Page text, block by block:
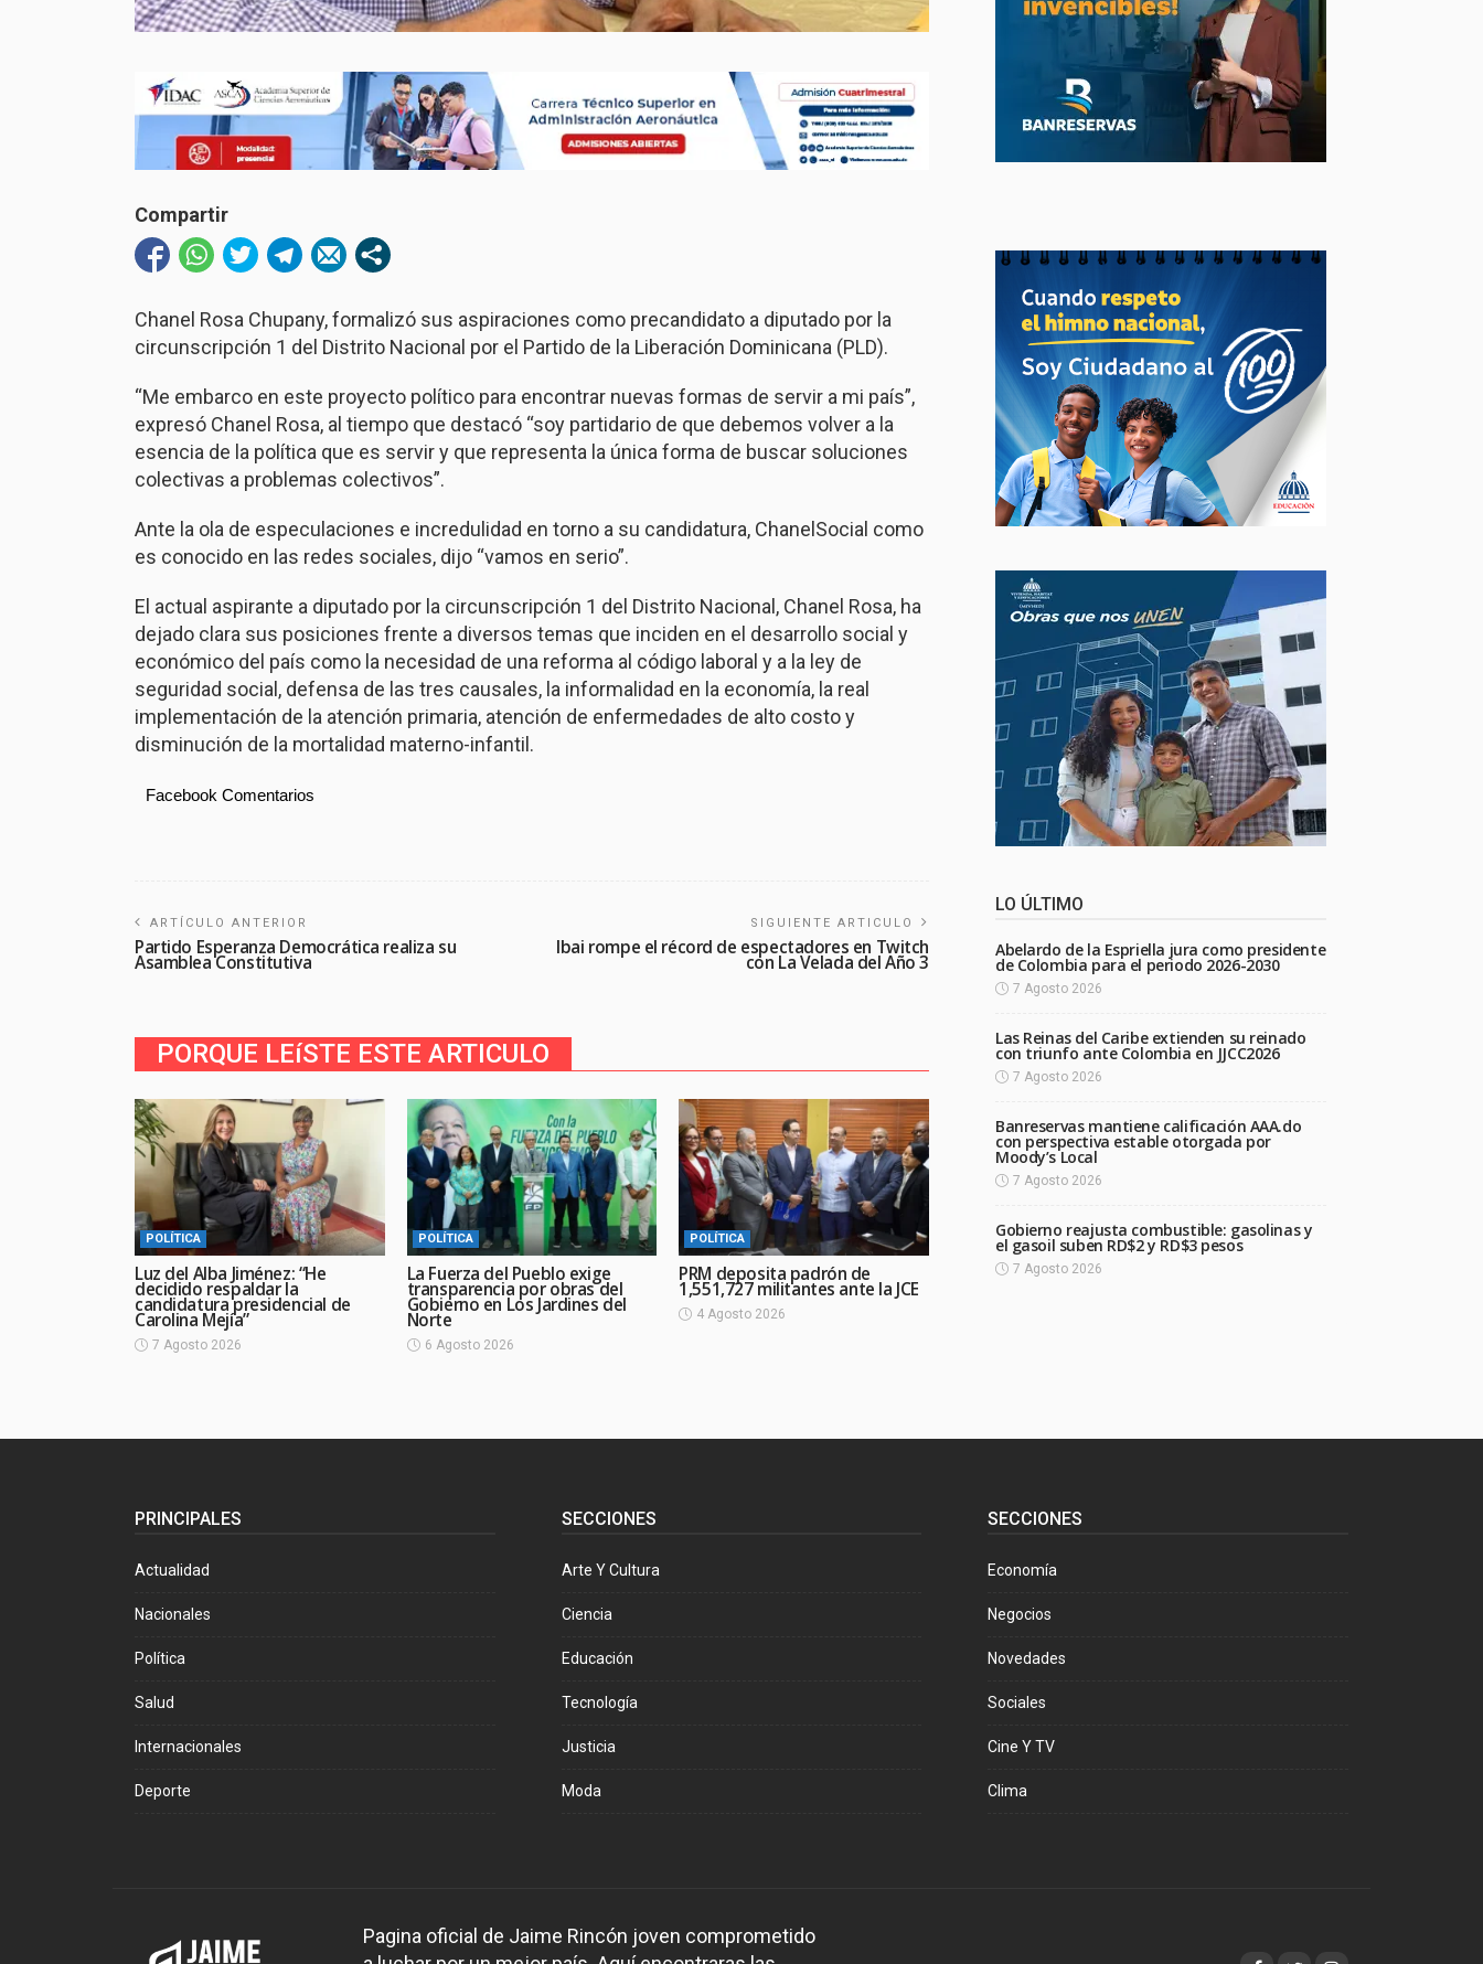
Compartir
Chanel Rosa Chupany, formalizó sus aspiraciones como precandidato a diputado por la
circunscripción 1 del Distrito Nacional por el Partido de la Liberación Dominicana (PLD).
“Me embarco en este proyecto político para encontrar nuevas formas de servir a mi país”,
expresó Chanel Rosa, al tiempo que destacó “soy partidario de que debemos volver a la
esencia de la política que es servir y que representa la única forma de buscar soluciones
colectivas a problemas colectivos”.
Ante la ola de especulaciones e incredulidad en torno a su candidatura, ChanelSocial como
es conocido en las redes sociales, dijo “vamos en serio”.
El actual aspirante a diputado por la circunscripción 1 del Distrito Nacional, Chanel Rosa, ha
dejado clara sus posiciones frente a diversos temas que inciden en el desarrollo social y
económico del país como la necesidad de una reforma al código laboral y a la ley de
seguridad social, defensa de las tres causales, la informalidad en la economía, la real
implementación de la atención primaria, atención de enfermedades de alto costo y
disminución de la mortalidad materno-infantil.
Facebook Comentarios
ARTÍCULO ANTERIOR
Partido Esperanza Democrática realiza su
Asamblea Constitutiva
SIGUIENTE ARTICULO
Ibai rompe el récord de espectadores en Twitch
con La Velada del Año 3
PORQUE LEíSTE ESTE ARTICULO
POLÍTICA
Luz del Alba Jiménez: “He
decidido respaldar la
candidatura presidencial de
Carolina Mejía”
7 Agosto 2026
POLÍTICA
La Fuerza del Pueblo exige
transparencia por obras del
Gobierno en Los Jardines del
Norte
6 Agosto 2026
POLÍTICA
PRM deposita padrón de
1,551,727 militantes ante la JCE
4 Agosto 2026
LO ÚLTIMO
Abelardo de la Espriella jura como presidente
de Colombia para el periodo 2026-2030
7 Agosto 2026
Las Reinas del Caribe extienden su reinado
con triunfo ante Colombia en JJCC2026
7 Agosto 2026
Banreservas mantiene calificación AAA.do
con perspectiva estable otorgada por
Moody’s Local
7 Agosto 2026
Gobierno reajusta combustible: gasolinas y
el gasoil suben RD$2 y RD$3 pesos
7 Agosto 2026
PRINCIPALES
Actualidad
Nacionales
Política
Salud
Internacionales
Deporte
SECCIONES
Arte Y Cultura
Ciencia
Educación
Tecnología
Justicia
Moda
SECCIONES
Economía
Negocios
Novedades
Sociales
Cine Y TV
Clima
Pagina oficial de Jaime Rincón joven comprometido